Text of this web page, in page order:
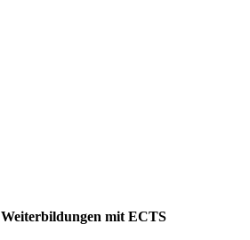
Weiterbildungen mit ECTS